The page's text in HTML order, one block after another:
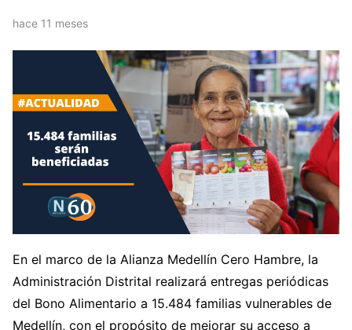
hace 11 meses
En el marco de la Alianza Medellín Cero Hambre, la
Administración Distrital realizará entregas periódicas
del Bono Alimentario a 15.484 familias vulnerables de
Medellín, con el propósito de mejorar su acceso a